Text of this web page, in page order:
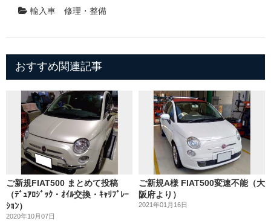
輸入車 修理・整備
おすすめ関連記事
ご新規FIAT500 まとめて投稿
（ﾃﾞｭｱﾛｼﾞｯｸ・ｵｲﾙ交換・ｷｬﾘﾌﾞﾚｰ
ｼｮﾝ）
2020年10月07日
ご新規A様 FIAT500変速不能（大
阪府より）
2021年01月16日